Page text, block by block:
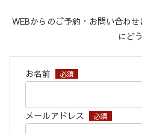
WEBからのご予約・お問い合わ
にど
お名前 必須
メールアドレス 必須